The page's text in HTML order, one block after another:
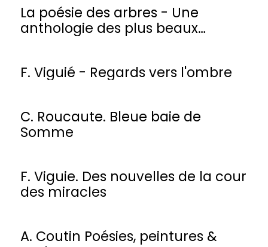
La poésie des arbres - Une
anthologie des plus beaux
F. Viguié - Regards vers l'ombre
C. Roucaute. Bleue baie de
Somme
F. Viguie. Des nouvelles de la cour
des miracles
A. Coutin Poésies, peintures &